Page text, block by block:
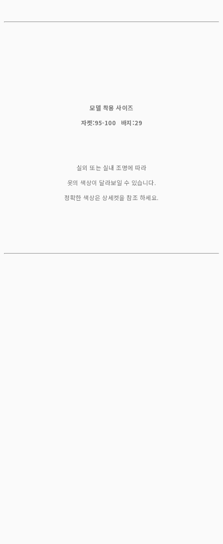
모델 착용 사이즈
자켓:95-100 바지:29
실외 또는 실내 조명에 따라
옷의 색상이 달라보일 수 있습니다.
정확한 색상은 상세컷을 참조 하세요.